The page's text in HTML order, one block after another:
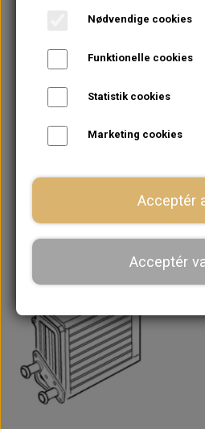
VANDPOLERING
Nødvendige cookies
Funktionelle cookies
Statistik cookies
Marketing cookies
Acceptér
Acceptér